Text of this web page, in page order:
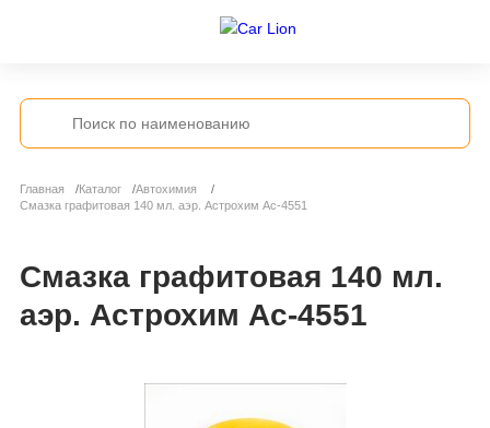
Главная Каталог
Автохимия
Смазка графитовая 140 мл. аэр. Астрохим Ас-4551
Смазка графитовая 140 мл.
аэр. Астрохим Ас-4551